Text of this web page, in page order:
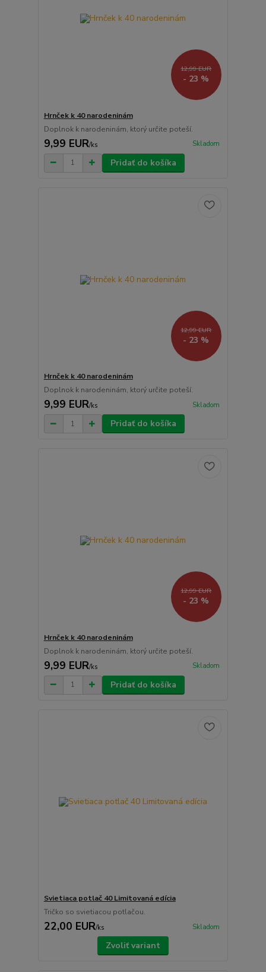
12,99 EUR
- 23 %
Hrnček k 40 narodeninám
Doplnok k narodeninám, ktorý určite poteší.
9,99 EUR/ks Skladom
Pridať do košíka
12,99 EUR
- 23 %
Hrnček k 40 narodeninám
Doplnok k narodeninám, ktorý určite poteší.
9,99 EUR/ks Skladom
Pridať do košíka
12,99 EUR
- 23 %
Hrnček k 40 narodeninám
Doplnok k narodeninám, ktorý určite poteší.
9,99 EUR/ks Skladom
Pridať do košíka
Svietiaca potlač 40 Limitovaná edícia
Tričko so svietiacou potlačou.
22,00 EUR/ks Skladom
Zvoliť variant